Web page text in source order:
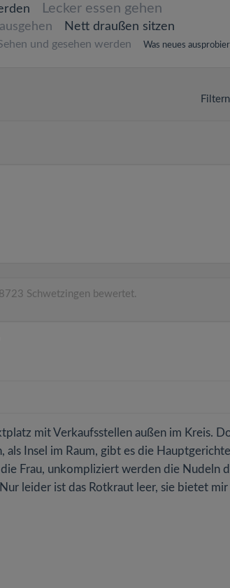
Lecker essen gehen
Nett draußen sitzen
und gesehen werden Was neues
Schwetzingen bewertet.
mit Verkaufsstellen außen im Kreis.
als Insel im Raum, gibt es die
Frau, unkompliziert werden die Nudeln
leider ist das Rotkraut leer, sie bietet